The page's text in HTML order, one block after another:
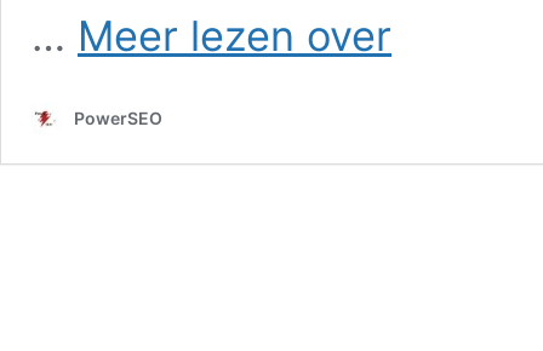
… Meer lezen over
PowerSEO